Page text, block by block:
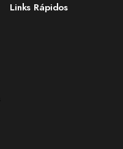
Links Rápidos